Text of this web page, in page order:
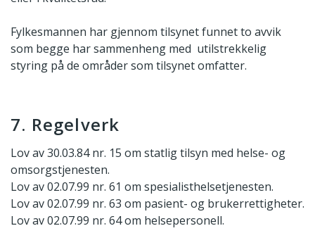
Fylkesmannen har gjennom tilsynet funnet to avvik
som begge har sammenheng med utilstrekkelig
styring på de områder som tilsynet omfatter.
7. Regelverk
Lov av 30.03.84 nr. 15 om statlig tilsyn med helse- og
omsorgstjenesten.
Lov av 02.07.99 nr. 61 om spesialisthelsetjenesten.
Lov av 02.07.99 nr. 63 om pasient- og brukerrettigheter.
Lov av 02.07.99 nr. 64 om helsepersonell.